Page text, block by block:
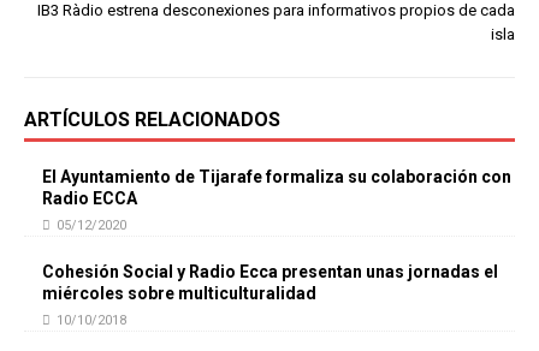
IB3 Ràdio estrena desconexiones para informativos propios de cada
isla
ARTÍCULOS RELACIONADOS
El Ayuntamiento de Tijarafe formaliza su colaboración con
Radio ECCA
05/12/2020
Cohesión Social y Radio Ecca presentan unas jornadas el
miércoles sobre multiculturalidad
10/10/2018